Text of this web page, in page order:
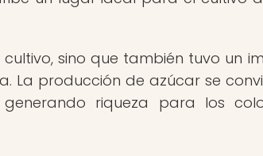
sino que también tuvo un
La producción de azúcar se
riqueza para los